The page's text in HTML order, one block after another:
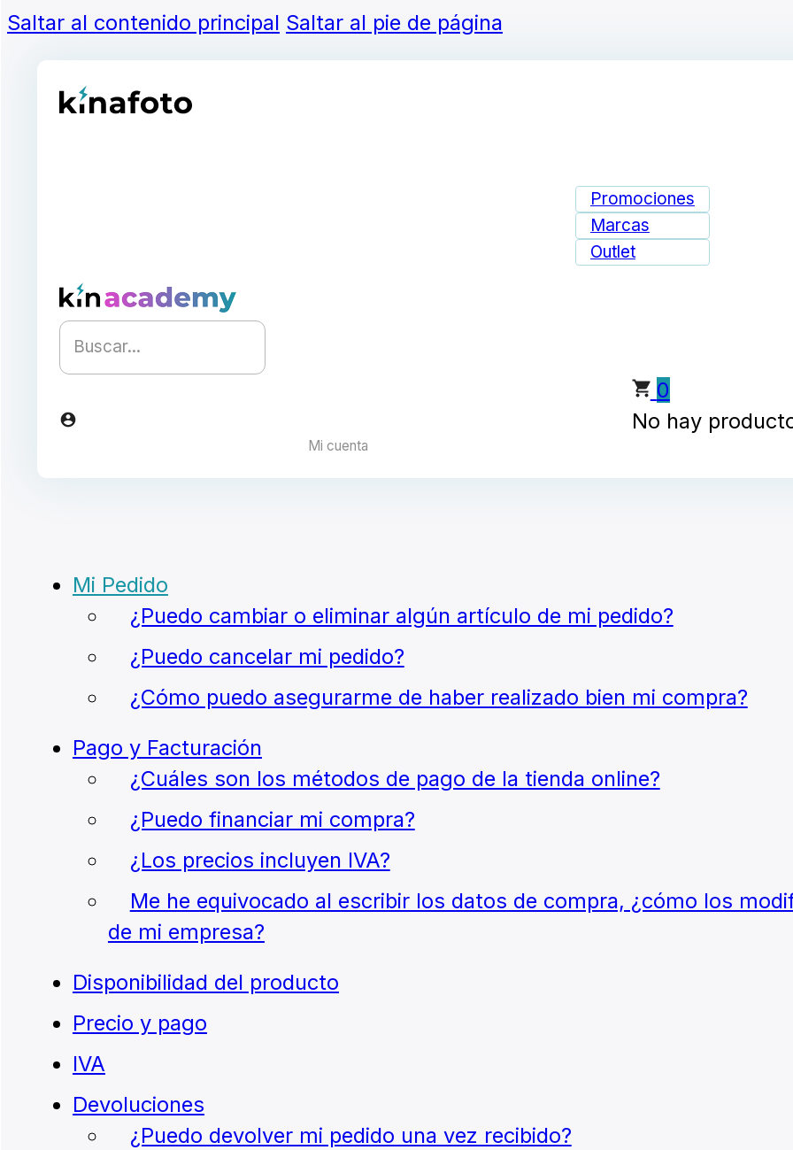
Saltar al contenido principal Saltar al pie de página
Promociones
Marcas
Outlet
Buscar...
Mi cuenta
0
No hay
Mi Pedido
¿Puedo cambiar o eliminar algún artículo de mi pedido?
¿Puedo cancelar mi pedido?
¿Cómo puedo asegurarme de haber realizado bien mi compra?
Pago y Facturación
¿Cuáles son los métodos de pago de la tienda online?
¿Puedo financiar mi compra?
¿Los precios incluyen IVA?
Me he equivocado al escribir los datos de compra, ¿cómo los
de mi empresa?
Disponibilidad del producto
Precio y pago
IVA
Devoluciones
¿Puedo devolver mi pedido una vez recibido?